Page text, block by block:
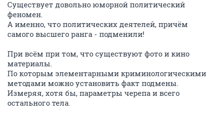
Существует довольно юморной политический
феномен.
А именно, что политических деятелей, причём
самого высшего ранга - подменили!
При всём при том, что существуют фото и кино
материалы.
По которым элементарными криминологическими
методами можно установить факт подмены.
Измеряя, хотя бы, параметры черепа и всего
остального тела.